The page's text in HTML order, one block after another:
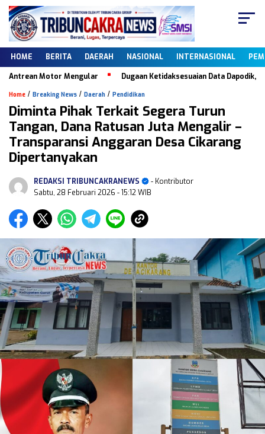
HOME BERITA DAERAH NASIONAL INTERNASIONAL
Motor Mengular Dugaan Ketidaksesuaian Data Dapodik,
Home / Breaking News / Daerah / Pendidikan
Diminta Pihak Terkait Segera Turun
Tangan, Dana Ratusan Juta Mengalir –
Transparansi Anggaran Desa Cikarang
Dipertanyakan
REDAKSI TRIBUNCAKRANEWS
- Kontributor
Sabtu, 28 Februari 2026 - 15:12 WIB